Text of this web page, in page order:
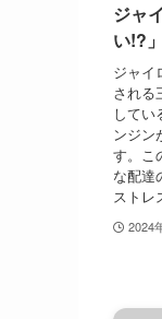
ジャ
い!?
ジャイ
される
してい
ンジン
す。こ
な配達
ストレ
2024